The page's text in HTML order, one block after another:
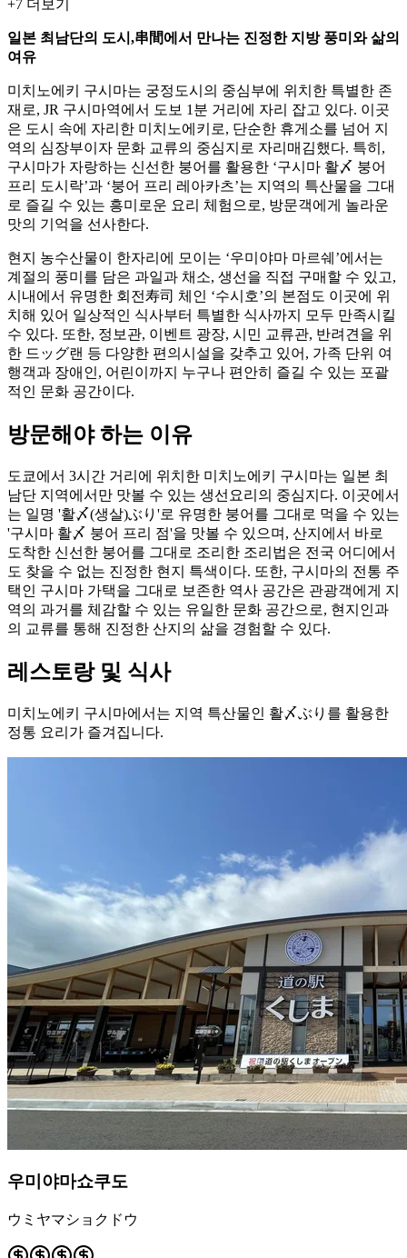
+7 더보기
일본 최남단의 도시,串間에서 만나는 진정한 지방 풍미와 삶의
여유
미치노에키 구시마는 궁정도시의 중심부에 위치한 특별한 존
재로, JR 구시마역에서 도보 1분 거리에 자리 잡고 있다. 이곳
은 도시 속에 자리한 미치노에키로, 단순한 휴게소를 넘어 지
역의 심장부이자 문화 교류의 중심지로 자리매김했다. 특히,
구시마가 자랑하는 신선한 붕어를 활용한 ‘구시마 활〆 붕어
프리 도시락’과 ‘붕어 프리 레아카츠’는 지역의 특산물을 그대
로 즐길 수 있는 흥미로운 요리 체험으로, 방문객에게 놀라운
맛의 기억을 선사한다.
현지 농수산물이 한자리에 모이는 ‘우미야마 마르쉐’에서는
계절의 풍미를 담은 과일과 채소, 생선을 직접 구매할 수 있고,
시내에서 유명한 회전寿司 체인 ‘수시호’의 본점도 이곳에 위
치해 있어 일상적인 식사부터 특별한 식사까지 모두 만족시킬
수 있다. 또한, 정보관, 이벤트 광장, 시민 교류관, 반려견을 위
한 드ッグ랜 등 다양한 편의시설을 갖추고 있어, 가족 단위 여
행객과 장애인, 어린이까지 누구나 편안히 즐길 수 있는 포괄
적인 문화 공간이다.
방문해야 하는 이유
도쿄에서 3시간 거리에 위치한 미치노에키 구시마는 일본 최
남단 지역에서만 맛볼 수 있는 생선요리의 중심지다. 이곳에서
는 일명 '활〆(생살)ぶり'로 유명한 붕어를 그대로 먹을 수 있는
'구시마 활〆 붕어 프리 점'을 맛볼 수 있으며, 산지에서 바로
도착한 신선한 붕어를 그대로 조리한 조리법은 전국 어디에서
도 찾을 수 없는 진정한 현지 특색이다. 또한, 구시마의 전통 주
택인 구시마 가택을 그대로 보존한 역사 공간은 관광객에게 지
역의 과거를 체감할 수 있는 유일한 문화 공간으로, 현지인과
의 교류를 통해 진정한 산지의 삶을 경험할 수 있다.
레스토랑 및 식사
미치노에키 구시마에서는 지역 특산물인 활〆ぶり를 활용한
정통 요리가 즐겨집니다.
우미야마쇼쿠도
ウミヤマショクドウ